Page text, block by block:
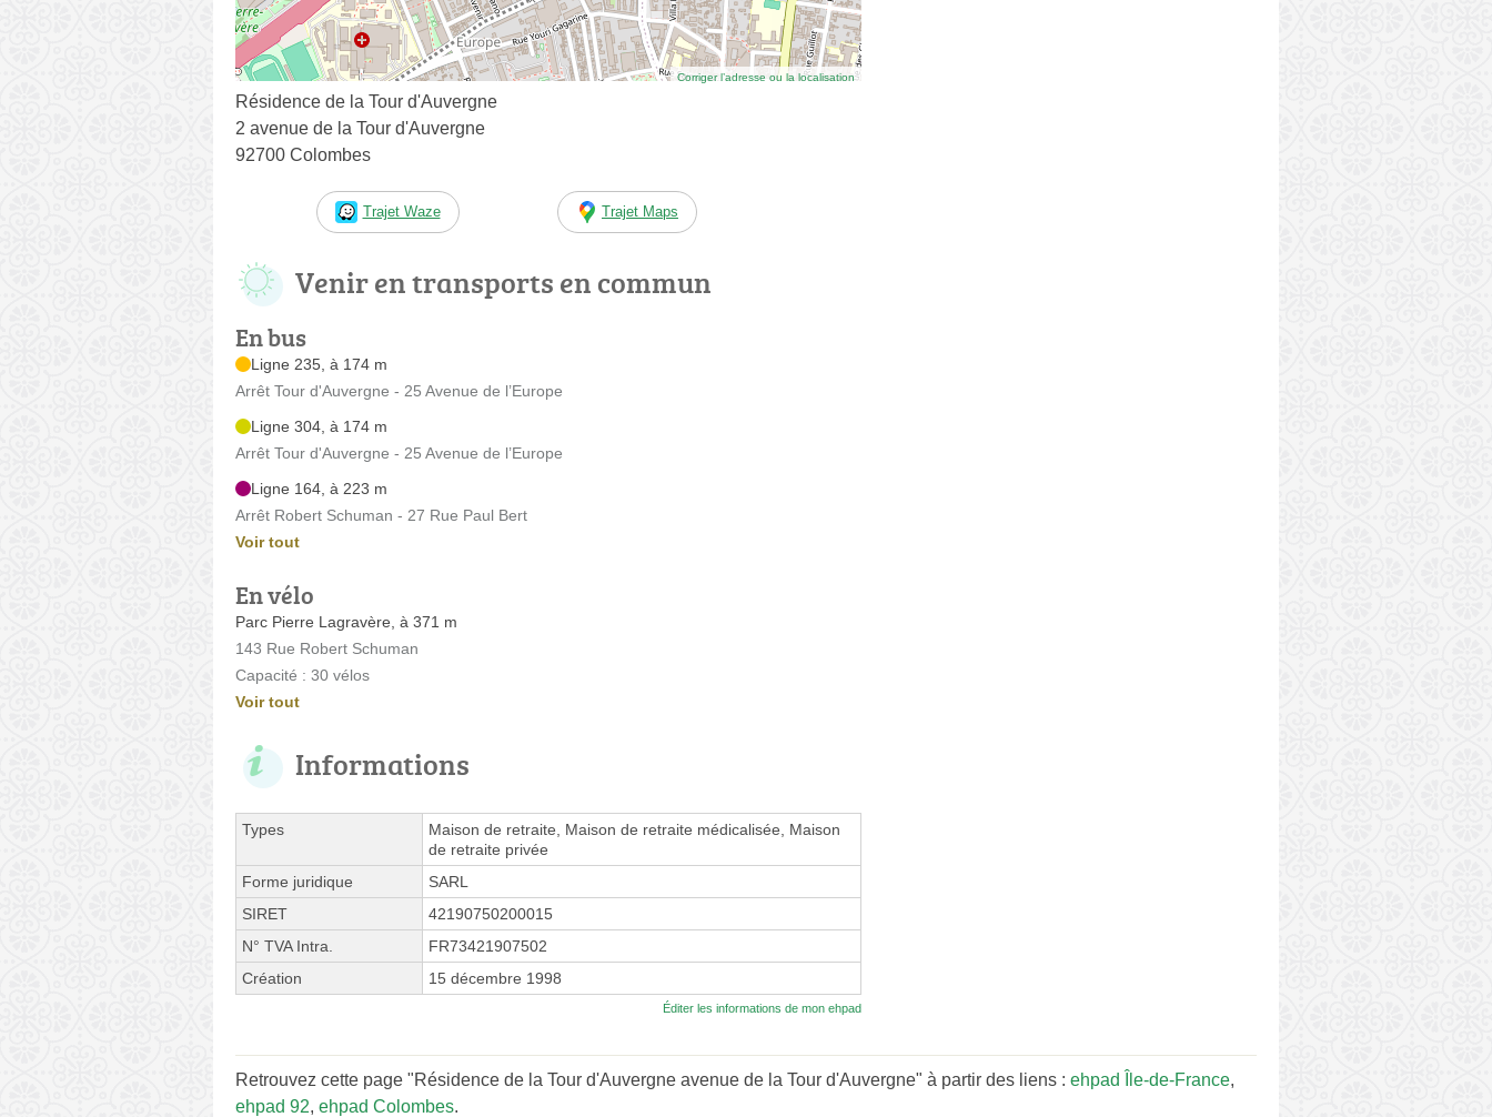
Corriger l’adresse ou la localisation
Résidence de la Tour d'Auvergne
2 avenue de la Tour d'Auvergne
92700 Colombes
Trajet Waze Trajet Maps
Venir en transports en commun
En bus
Ligne 235, à 174 m
Arrêt Tour d'Auvergne - 25 Avenue de l’Europe
Ligne 304, à 174 m
Arrêt Tour d'Auvergne - 25 Avenue de l’Europe
Ligne 164, à 223 m
Arrêt Robert Schuman - 27 Rue Paul Bert
Voir tout
En vélo
Parc Pierre Lagravère, à 371 m
143 Rue Robert Schuman
Capacité : 30 vélos
Voir tout
Informations
Types
Maison de retraite, Maison de retraite médicalisée, Maison
de retraite privée
Forme juridique
SARL
SIRET
42190750200015
N° TVA Intra.
FR73421907502
Création
15 décembre 1998
Éditer les informations de mon ehpad
Retrouvez cette page "Résidence de la Tour d'Auvergne avenue de la Tour d'Auvergne" à partir des liens : ehpad Île-de-France,
ehpad 92, ehpad Colombes.